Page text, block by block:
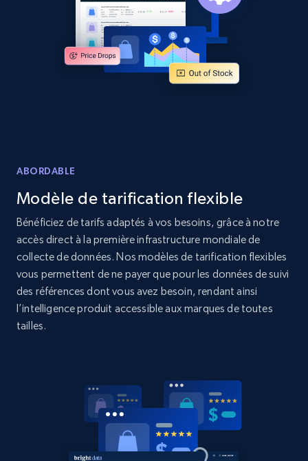
Amazon products global dataset - Collects
products by specific category URL
Title, Seller name, Brand, Description, Initial
Amazon products global dataset -
Collecting products by keyword search
Title, Seller name, Brand, Description, Initial
price, Currency, Availability, Reviews count, and
more.
Amazon products global dataset - Collects
products by best sellers category URL
Title, Seller name, Brand, Description, Initial
price, Currency, Availability, Reviews count, and
ABORDABLE
Modèle de tarification flexible
Bénéficiez de tarifs adaptés à vos besoins, grâce à notre
accès direct à la première infrastructure mondiale de
collecte de données. Nos modèles de tarification flexibles
vous permettent de ne payer que pour les données de suivi
des références dont vous avez besoin, rendant ainsi
l’intelligence produit accessible aux marques de toutes
tailles.